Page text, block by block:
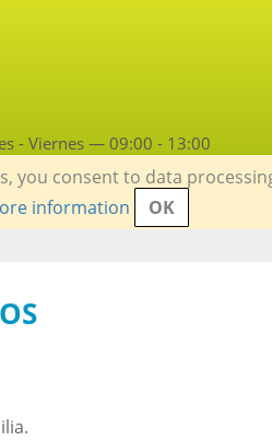
- Viernes — 09:00 - 13:00
you consent to data
information OK